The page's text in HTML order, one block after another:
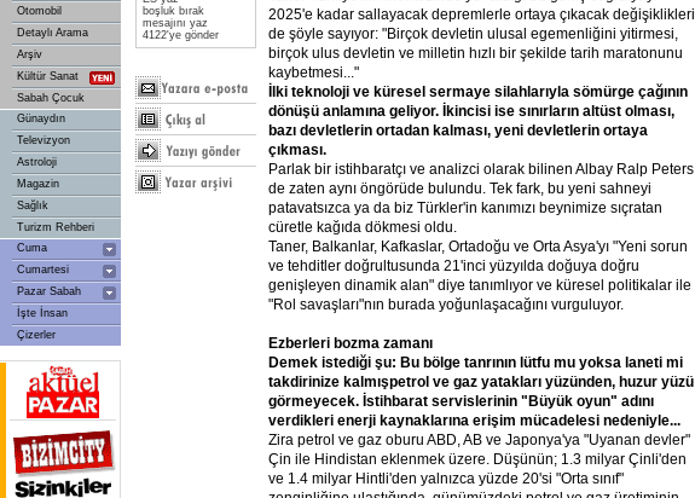
Otomobil
Detaylı Arama
Arşiv
Kültür Sanat
Sabah Çocuk
Günaydın
Televizyon
Astroloji
Magazin
Sağlık
Turizm Rehberi
Cuma
Cumartesi
Pazar Sabah
İşte İnsan
Çizerler
boşluk bırak
mesajını yaz
4122'ye gönder
2025'e kadar sallayacak depremlerle ortaya çıkacak değişiklikleri
de şöyle sayıyor: "Birçok devletin ulusal egemenliğini yitirmesi,
birçok ulus devletin ve milletin hızlı bir şekilde tarih maratonunu
kaybetmesi..."
İlki teknoloji ve küresel sermaye silahlarıyla sömürge çağının
dönüşü anlamına geliyor. İkincisi ise sınırların altüst olması,
bazı devletlerin ortadan kalması, yeni devletlerin ortaya
çıkması.
Parlak bir istihbaratçı ve analizci olarak bilinen Albay Ralp Peters
de zaten aynı öngörüde bulundu. Tek fark, bu yeni sahneyi
patavatsızca ya da biz Türkler'in kanımızı beynimize sıçratan
cüretle kağıda dökmesi oldu.
Taner, Balkanlar, Kafkaslar, Ortadoğu ve Orta Asya'yı "Yeni sorun
ve tehditler doğrultusunda 21'inci yüzyılda doğuya doğru
genişleyen dinamik alan" diye tanımlıyor ve küresel politikalar ile
"Rol savaşları"nın burada yoğunlaşacağını vurguluyor.
Ezberleri bozma zamanı
Demek istediği şu: Bu bölge tanrının lütfu mu yoksa laneti mi
takdirinize kalmışpetrol ve gaz yatakları yüzünden, huzur yüzü
görmeyecek. İstihbarat servislerinin "Büyük oyun" adını
verdikleri enerji kaynaklarına erişim mücadelesi nedeniyle...
Zira petrol ve gaz oburu ABD, AB ve Japonya'ya "Uyanan devler"
Çin ile Hindistan eklenmek üzere. Düşünün; 1.3 milyar Çinli'den
ve 1.4 milyar Hintli'den yalnızca yüzde 20'si "Orta sınıf"